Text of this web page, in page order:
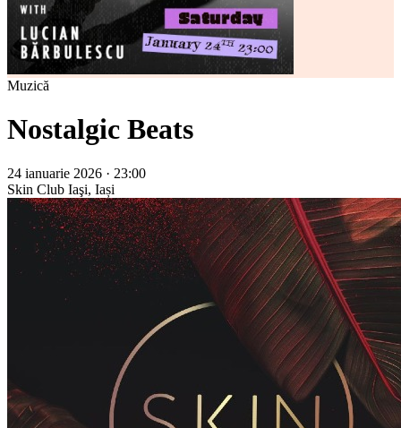
Muzică
Nostalgic Beats
24 ianuarie 2026 · 23:00
Skin Club Iaşi, Iași